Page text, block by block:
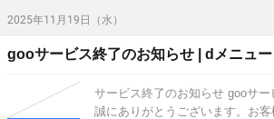
2025年11月19日（水）
gooサービス終了のお知らせ | dメニュー
サービス終了のお知らせ gooサー
誠にありがとうございます。お